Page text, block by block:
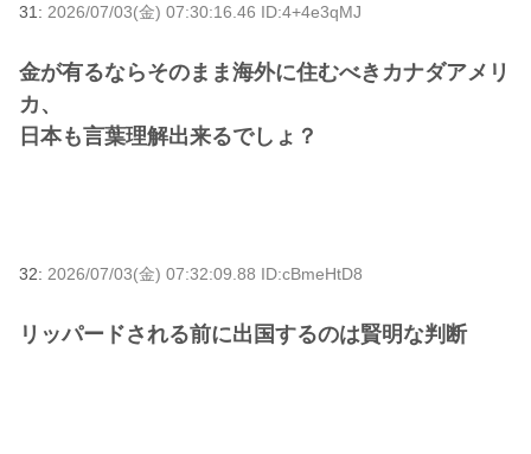
31: 2026/07/03(金) 07:30:16.46 ID:4+4e3qMJ
金が有るならそのまま海外に住むべきカナダアメリ
カ、
日本も言葉理解出来るでしょ？
32: 2026/07/03(金) 07:32:09.88 ID:cBmeHtD8
リッパードされる前に出国するのは賢明な判断